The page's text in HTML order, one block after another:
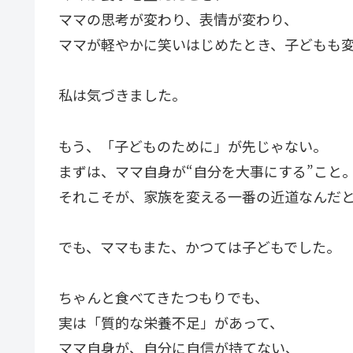
ママの思考が変わり、表情が変わり、
ママが軽やかに笑いはじめたとき、子どもも
私は気づきました。
もう、「子どものために」が先じゃない。
まずは、ママ自身が“自分を大事にする”こと。
それこそが、家族を変える一番の近道なんだと
でも、ママもまた、かつては子どもでした。
ちゃんと食べてきたつもりでも、
実は「質的な栄養不足」があって、
ママ自身が、自分に自信が持てない、